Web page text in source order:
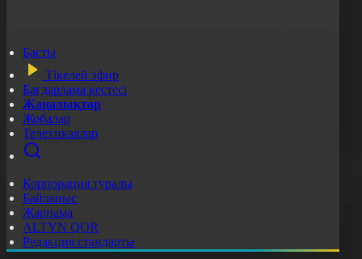
Басты
Тікелей эфир
Бағдарлама кестесі
Жаңалықтар
Жобалар
Телехикаялар
Корпорация туралы
Байланыс
Жарнама
ALTYN QOR
Редакция стандарты